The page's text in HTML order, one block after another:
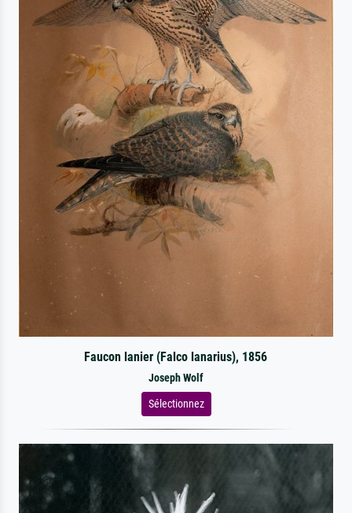
Faucon lanier (Falco lanarius), 1856
Joseph Wolf
Sélectionnez